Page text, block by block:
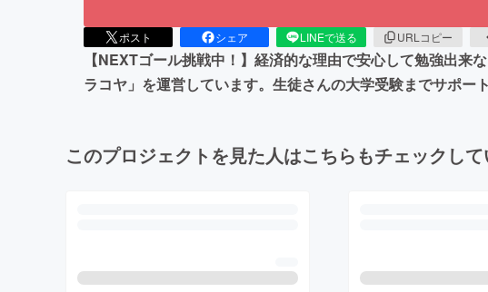
ポスト シェア LINEで送る URLコピー
【NEXTゴール挑戦中！】経済的な理由で安心して勉強出
ラコヤ」を運営しています。生徒さんの大学受験までサポー
このプロジェクトを見た人はこちらもチェックし